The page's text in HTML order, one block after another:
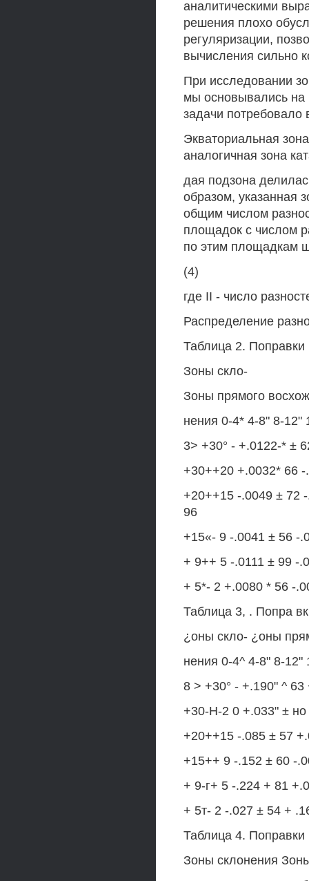
аналитическими
решения плохо
регуляризации,
вычисления сильно
При исследовании
мы основывались
задачи потребовало
Экваториальная
аналогичная зона
дая подзона
образом, указанная
общим числом
площадок с числом
по этим площадкам
(4)
где II - число
Распределение
Таблица 2.
Зоны скло-
Зоны прямого
нения 0-4* 4-8" 8-12"
3> +30° - +.0122-* ±
+30++20 +.0032* 66
+20++15 -.0049 ± 72
96
+15«- 9 -.0041 ± 56 -
+ 9++ 5 -.0111 ± 99 -
+ 5*- 2 +.0080 * 56 -
Таблица 3, . Попра
¿оны скло- ¿оны
нения 0-4^ 4-8" 8-12"
8 > +30° - +.190" ^ 63
+30-Н-2 0 +.033" ±
+20++15 -.085 ± 57
+15++ 9 -.152 ± 60 -
+ 9-г+ 5 -.224 + 81
+ 5т- 2 -.027 ± 54 +
Таблица 4.
Зоны склонения